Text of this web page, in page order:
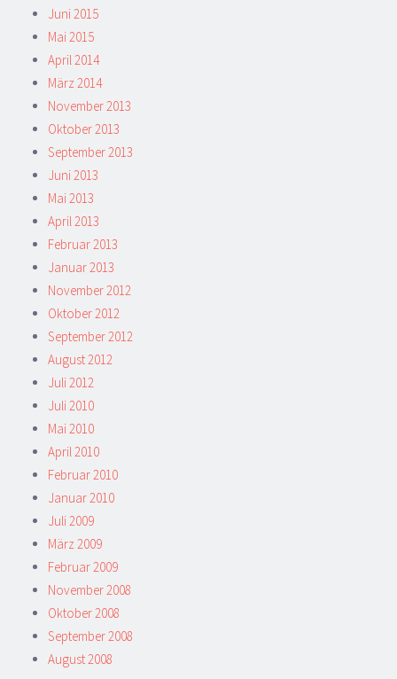
Juni 2015
Mai 2015
April 2014
März 2014
November 2013
Oktober 2013
September 2013
Juni 2013
Mai 2013
April 2013
Februar 2013
Januar 2013
November 2012
Oktober 2012
September 2012
August 2012
Juli 2012
Juli 2010
Mai 2010
April 2010
Februar 2010
Januar 2010
Juli 2009
März 2009
Februar 2009
November 2008
Oktober 2008
September 2008
August 2008